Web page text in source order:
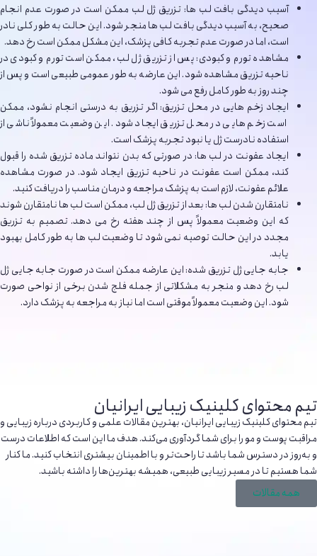
آسیب دیدگی بافت لب ها: تزریق ژل لب ممکن است در صورت عدم انجام
صحیح، به آسیب دیدگی بافت لب ها منجر شود. این حالت به طور کلی نادر
است، اما در صورت عدم تجربه کافی پزشک، این مشکل ممکن است رخ دهد.
مشاهده تورم و کبودی: پس از تزریق ژل لب، ممکن است تورم و کبودی در
ناحیه تزریق مشاهده شود. این عارضه به طور عمومی طبیعی است و پس از
چند روز به طور کامل رفع می شود.
ایجاد زخم هایی در محل تزریق: اگر تزریق به درستی انجام نشود، ممکن
است زخم هایی در محل تزریق ایجاد شود. این وضعیت معمولاً ناشی از
استفاده نادرست ژل یا نبود تجربه پزشک است.
ایجاد عفونت در لب ها: در صورتی که بدن نتواند ماده تزریق شده را قبول
کند، ممکن است عفونت در ناحیه تزریق ایجاد شود. در صورت مشاهده
علائم عفونت، لازم است به پزشک مراجعه و درمان مناسب را دریافت کنید.
نامتقارن شدن لب ها: بعد از تزریق ژل لب، ممکن است لب ها نامتقارن شوند
که این وضعیت معمولاً پس از چند هفته رخ می دهد. تصمیم به تزریق
مجدد در این حالت توصیه نمی شود تا وضعیت لب ها به طور کامل بهبود
یابد.
جابه جایی ژل تزریق شده: این عارضه ممکن است در صورت جابه جایی ژل
لب رخ دهد و منجر به مشکلاتی از جمله فلج شدن برخی از نواحی صورت
شود. این وضعیت معمولاً موقتی است اما نیاز به مراجعه به پزشک دارد.
تیم محتوای کلینیک زیبایی ایرانیان
تیم محتوای کلینیک زیبایی ایرانیان، بهترین مقالات علمی و کاربردی درباره زیبایی و
مراقبت پوست و مو را برای شما گردآوری می‌کند. هدف ما این است که اطلاعات درست
و به‌روز در دسترس شما باشد تا راحت‌تر و با اطمینان بیشتری انتخاب کنید. ما کنار
شما هستیم تا در مسیر زیبایی طبیعی، همیشه بهترین‌ها را داشته باشید.
همه مقالات